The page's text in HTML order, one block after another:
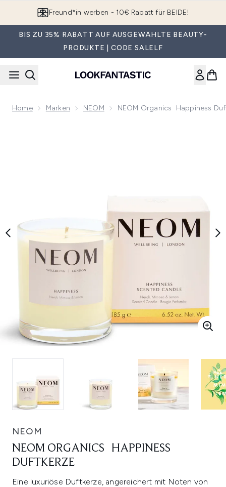
App downloaden & Extra-Rabatte erhalten*
BIS ZU 35% RABATT AUF AUSGEWÄHLTE BEAUTY-
PRODUKTE | CODE SALELF
Home Marken NEOM NEOM Organics Happiness
NEOM
NEOM ORGANICS HAPPINESS
DUFTKERZE
Eine luxuriöse Duftkerze, angereichert mit Noten von